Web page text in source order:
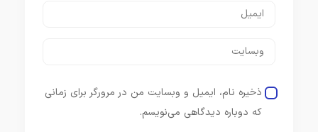
ذخیره نام، ایمیل و وبسایت من در مرورگر برای زمانی
که دوباره دیدگاهی می‌نویسم.